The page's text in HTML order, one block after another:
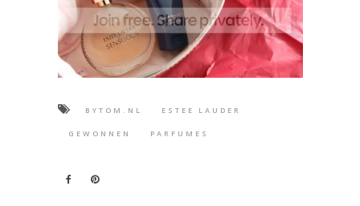
BYTOM.NL ESTEE LAUDER
GEWONNEN PARFUMES